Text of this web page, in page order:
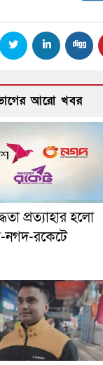
আরো খবর
প্রত্যাহার হলো
নগদ-রকেটে